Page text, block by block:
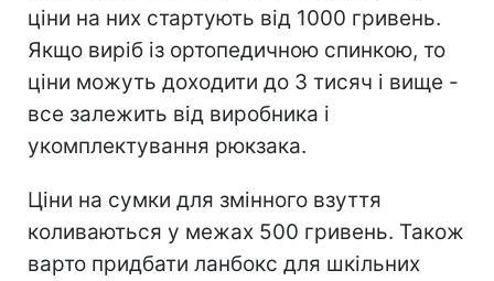
ціни на них стартують від 1000 гривень.
Якщо виріб із ортопедичною спинкою, то
ціни можуть доходити до 3 тисяч і вище -
все залежить від виробника і
укомплектування рюкзака.
Ціни на сумки для змінного взуття
коливаються у межах 500 гривень. Також
варто придбати ланбокс для шкільних